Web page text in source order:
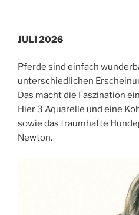
JULI 2026
Pferde sind einfach
unterschiedlichen
Das macht die Faszination
Hier 3 Aquarelle und eine
sowie das traumhafte
Newton.